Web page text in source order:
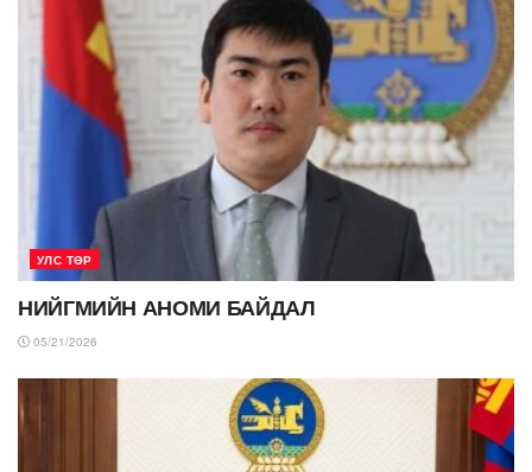
УЛС ТӨР
НИЙГМИЙН АНОМИ БАЙДАЛ
05/21/2026